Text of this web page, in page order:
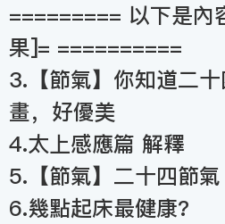
========= 以下是內
果]= ==========
3.【節氣】你知道二
畫，好優美
4.太上感應篇 解釋
5.【節氣】二十四節氣
6.幾點起床最健康?